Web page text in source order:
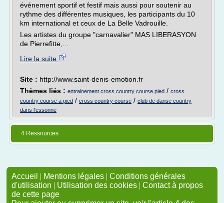
événement sportif et festif mais aussi pour soutenir au
rythme des différentes musiques, les participants du 10
km international et ceux de La Belle Vadrouille.
Les artistes du groupe "carnavalier" MAS LIBERASYON
de Pierrefitte,...
Lire la suite
Site : http://www.saint-denis-emotion.fr
Thèmes liés : entrainement cross country course pied / cross
country course a pied / cross country course / club de danse country
dans l'essonne
4 Ressources
Accueil | Mentions légales | Conditions générales
d'utilisation | Utilisation des cookies | Contact à propos
de cette page